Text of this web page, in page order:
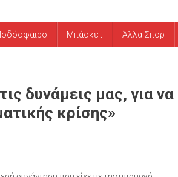
Μπάσκετ Άλλα Σπορ
δυνάμεις μας, για να
κρίσης»